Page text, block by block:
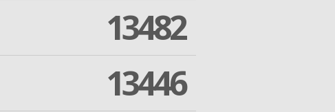
13482
13446